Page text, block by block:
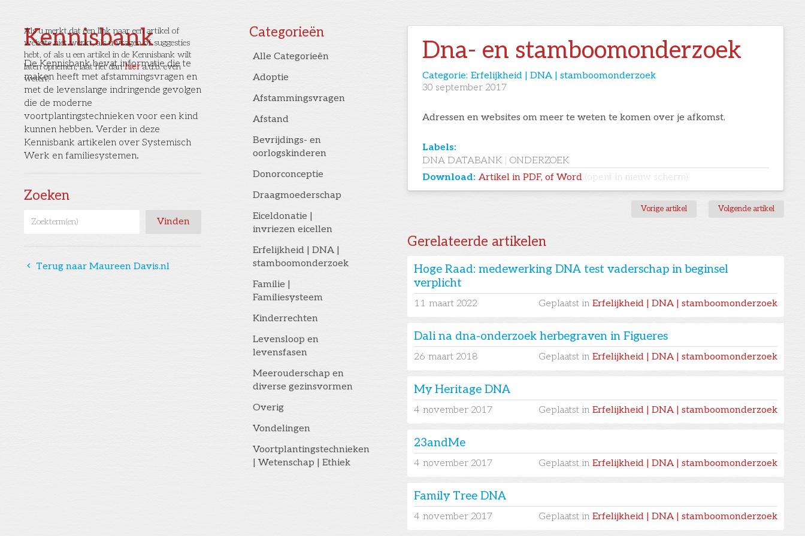
Als u merkt dat een link naar een artikel of
website niet werkt, als u vragen of suggesties
hebt, of als u een artikel in de Kennisbank wilt
laten opnemen, laat het danhiera.u.b. even
weten!
Kennisbank
De Kennisbank bevat informatie die te
maken heeft met afstammingsvragen en
met de levenslange indringende gevolgen
die de moderne
voortplantingstechnieken voor een kind
kunnen hebben. Verder in deze
Kennisbank artikelen over Systemisch
Werk en familiesystemen.
Zoeken
󰅁 Terug naar Maureen Davis.nl
Categorieën
Alle Categorieën
Adoptie
Afstammingsvragen
Afstand
Bevrijdings- en
oorlogskinderen
Donorconceptie
Draagmoederschap
Eiceldonatie |
invriezen eicellen
Erfelijkheid | DNA |
stamboomonderzoek
Familie |
Familiesysteem
Kinderrechten
Levensloop en
levensfasen
Meerouderschap en
diverse gezinsvormen
Overig
Vondelingen
Voortplantingstechnieken
| Wetenschap | Ethiek
Dna- en stamboomonderzoek
Categorie: Erfelijkheid | DNA | stamboomonderzoek
30 september 2017
Adressen en websites om meer te weten te komen over je afkomst.
Labels:
DNA DATABANK
ONDERZOEK
Download: Artikel in PDF, of Word (opent in nieuw scherm)
Vorige artikel Volgende artikel
Gerelateerde artikelen
Hoge Raad: medewerking DNA test vaderschap in beginsel
verplicht
11 maart 2022 Geplaatst in Erfelijkheid | DNA | stamboomonderzoek
Dali na dna-onderzoek herbegraven in Figueres
26 maart 2018 Geplaatst in Erfelijkheid | DNA | stamboomonderzoek
My Heritage DNA
4 november 2017 Geplaatst in Erfelijkheid | DNA | stamboomonderzoek
23andMe
4 november 2017 Geplaatst in Erfelijkheid | DNA | stamboomonderzoek
Family Tree DNA
4 november 2017 Geplaatst in Erfelijkheid | DNA | stamboomonderzoek